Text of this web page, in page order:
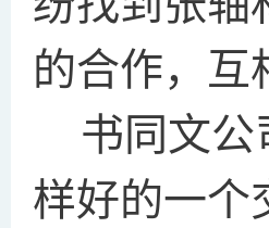
的合作，互
书同文公
样好的一个